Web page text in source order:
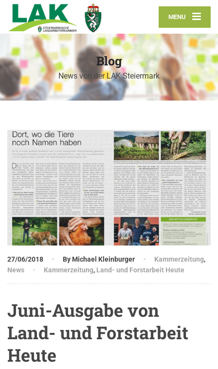
MENU
Blog
News von der LAK Steiermark
27/06/2018 By Michael Kleinburger Kammerzeitung,
News
Kammerzeitung, Land- und Forstarbeit Heute
Juni-Ausgabe von
Land- und Forstarbeit
Heute